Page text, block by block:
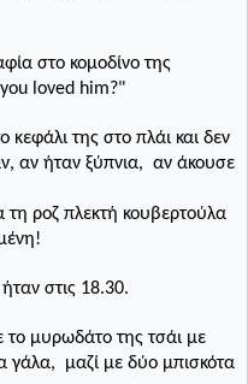
στο κομοδίνο της
you loved him?"
κεφάλι της στο πλάι και δεν
αν ήταν ξύπνια, αν άκουσε
τη ροζ πλεκτή κουβερτούλα
στις 18.30.
το μυρωδάτο της τσάι με
γάλα,
μαζί με δύο μπισκότα